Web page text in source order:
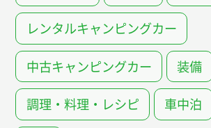
レンタルキャンピングカー
中古キャンピングカー 装備
調理・料理・レシピ 車中泊